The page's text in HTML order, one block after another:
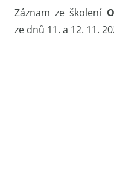
Záznam ze školení
ze dnů 11. a 12. 11.